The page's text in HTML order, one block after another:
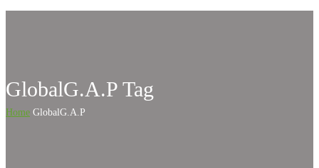
GlobalG.A.P Tag
Home GlobalG.A.P